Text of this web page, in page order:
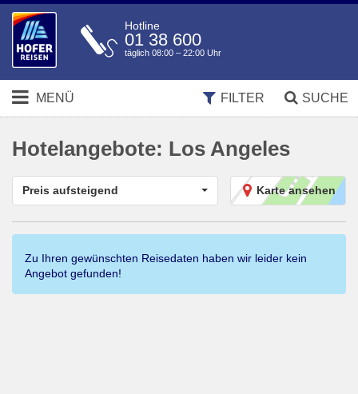
Hotline
01 38 600
täglich 08:00 – 22:00 Uhr
MENÜ SUCHE
FILTER
Hotelangebote: Los Angeles
Karte ansehen
Preis aufsteigend
Zu Ihren gewünschten Reisedaten haben wir leider kein
Angebot gefunden!